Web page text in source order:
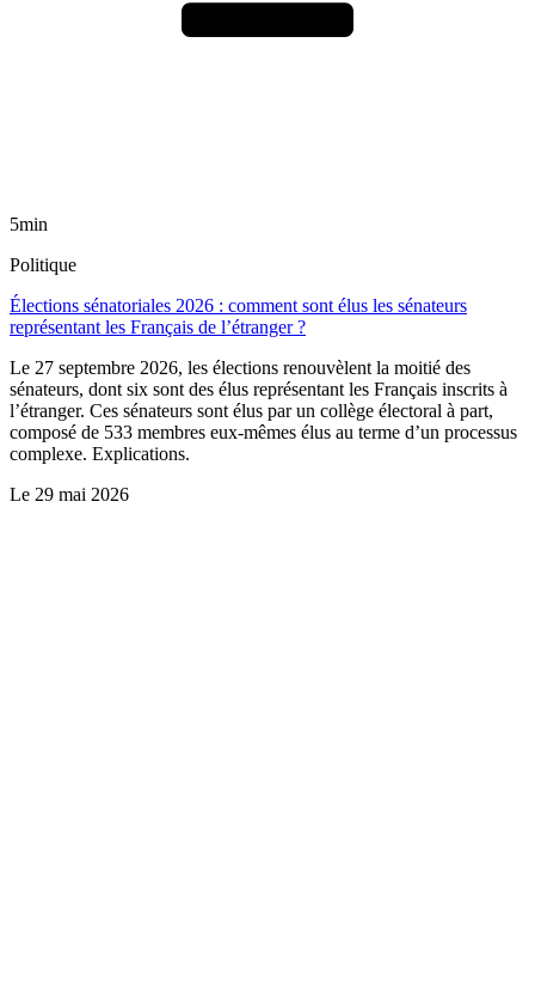
5min
Politique
Élections sénatoriales 2026 : comment sont élus les sénateurs
représentant les Français de l’étranger ?
Le 27 septembre 2026, les élections renouvèlent la moitié des
sénateurs, dont six sont des élus représentant les Français inscrits à
l’étranger. Ces sénateurs sont élus par un collège électoral à part,
composé de 533 membres eux-mêmes élus au terme d’un processus
complexe. Explications.
Le 29 mai 2026